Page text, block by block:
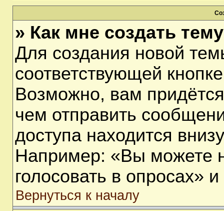
» Как мне создать
Для создания новой
соответствующей
Возможно, вам
чем отправить
доступа находится
Например: «Вы можете
голосовать в опросах» и
Вернуться к началу